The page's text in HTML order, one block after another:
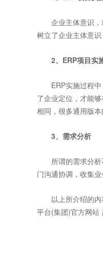
企业主体意识，就
树立了企业主体意
2、ERP项目实
ERP实施过程中
了企业定位，才能
相同，很多通用版
3、需求分析
所谓的需求分析
门沟通协调，收集
以上所介绍的内
平台(集团)官方网站